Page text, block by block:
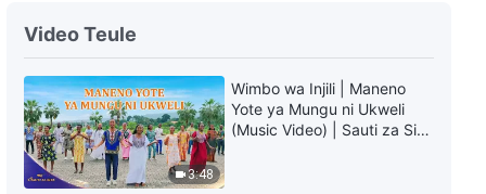
16:05
Maneno ya Mungu ya Kila Siku:
Kufunua Mawazo ya Kidini |
Dondoo 293
Video Teule
3:48
Wimbo wa Injili | Maneno
Yote ya Mungu ni Ukweli
(Music Video) | Sauti za Sifa